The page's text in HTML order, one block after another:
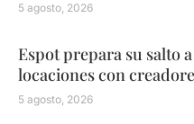
5 agosto, 2026
Espot prepara su salto
locaciones con
5 agosto, 2026